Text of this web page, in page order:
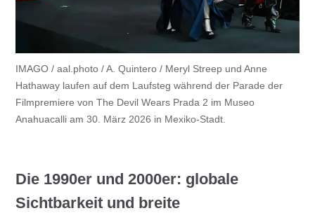
IMAGO / aal.photo / A. Quintero / Meryl Streep und Anne
Hathaway laufen auf dem Laufsteg während der Parade der
Filmpremiere von The Devil Wears Prada 2 im Museo
Anahuacalli am 30. März 2026 in Mexiko-Stadt.
Die 1990er und 2000er: globale
Sichtbarkeit und breite